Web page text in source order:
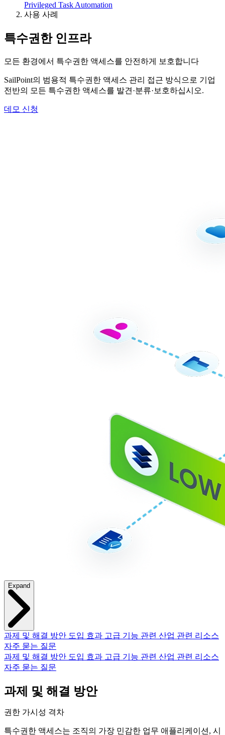
Privileged Task Automation
사용 사례
특수권한 인프라
모든 환경에서 특수권한 액세스를 안전하게 보호합니다
SailPoint의 범용적 특수권한 액세스 관리 접근 방식으로 기업
전반의 모든 특수권한 액세스를 발견·분류·보호하십시오.
데모 신청
Expand
과제 및 해결 방안 도입 효과 고급 기능 관련 산업 관련 리소스
자주 묻는 질문
과제 및 해결 방안 도입 효과 고급 기능 관련 산업 관련 리소스
자주 묻는 질문
과제 및 해결 방안
권한 가시성 격차
특수권한 액세스는 조직의 가장 민감한 업무 애플리케이션, 시